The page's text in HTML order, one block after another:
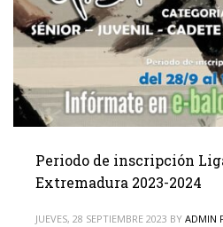
Periodo de inscripción
Extremadura 2023-2024
JUEVES, 28 SEPTIEMBRE 2023 BY ADMIN